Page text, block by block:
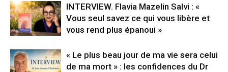
INTERVIEW. Flavia Mazelin Salvi : «
Vous seul savez ce qui vous libère et
vous rend plus épanoui »
« Le plus beau jour de ma vie sera celui
de ma mort » : les confidences du Dr